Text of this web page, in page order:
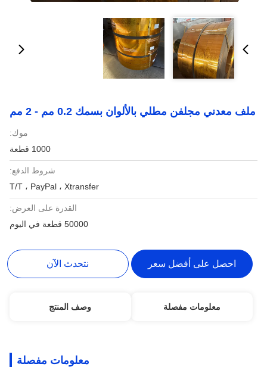
ملف معدني مجلفن مطلي بالألوان بسمك 0.2 مم - 2 مم
موك:
1000 قطعة
شروط الدفع:
T/T ، PayPal ، Xtransfer
القدرة على العرض:
50000 قطعة في اليوم
احصل على أفضل سعر نتحدث الآن
معلومات مفصلة وصف المنتج
معلومات مفصلة